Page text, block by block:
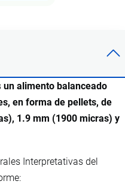
un alimento balanceado
en forma de pellets, de
1.9 mm (1900 micras) y
Interpretativas del